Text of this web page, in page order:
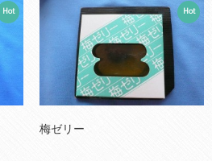
Hot Hot
梅ゼリー